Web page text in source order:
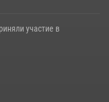
участие в